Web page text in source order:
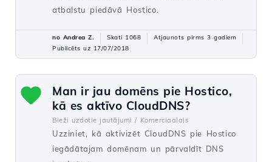
atbalstu piedāvā Hostico.
no Andrea Z. Skati 1068
Atjaunots pirms 3 gadiem
Publicēts uz 17/07/2018
Man ir jau domēns pie Hostico,
kā es aktīvo CloudDNS?
Bieži uzdotie jautājumi / Komerciaalais
Uzziniet, kā aktivizēt CloudDNS pie Hostico
iegādātajam domēnam un pārvaldīt DNS